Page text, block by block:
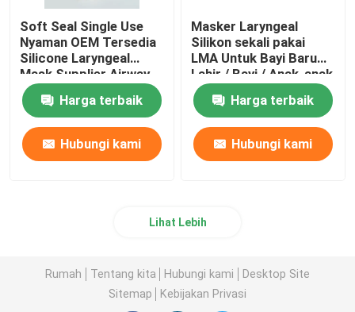
Soft Seal Single Use
Nyaman OEM Tersedia
Silicone Laryngeal
Mask Supplier Airway
Harga terbaik
Hubungi kami
Masker Laryngeal
Silikon sekali pakai
LMA Untuk Bayi Baru
Lahir / Bayi / Anak-anak
/ Dewasa
Harga terbaik
Hubungi kami
Lihat Lebih
Rumah Tentang kita Hubungi kami
Desktop Site
Sitemap
Kebijakan Privasi